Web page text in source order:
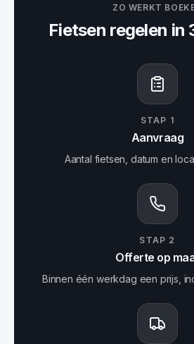
ZO WERKT
Fietsen regelen in
STAP 1
Aanvraag
Aantal fietsen, datum en
STAP 2
Offerte op
Binnen één werkdag een prijs,